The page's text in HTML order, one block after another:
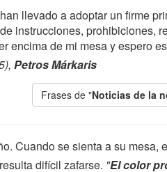
llevado a adoptar un firme
instrucciones, prohibiciones,
encima de mi mesa y espero
Petros Márkaris
Frases de "Noticias de la
Cuando se sienta a su
difícil zafarse. "El color